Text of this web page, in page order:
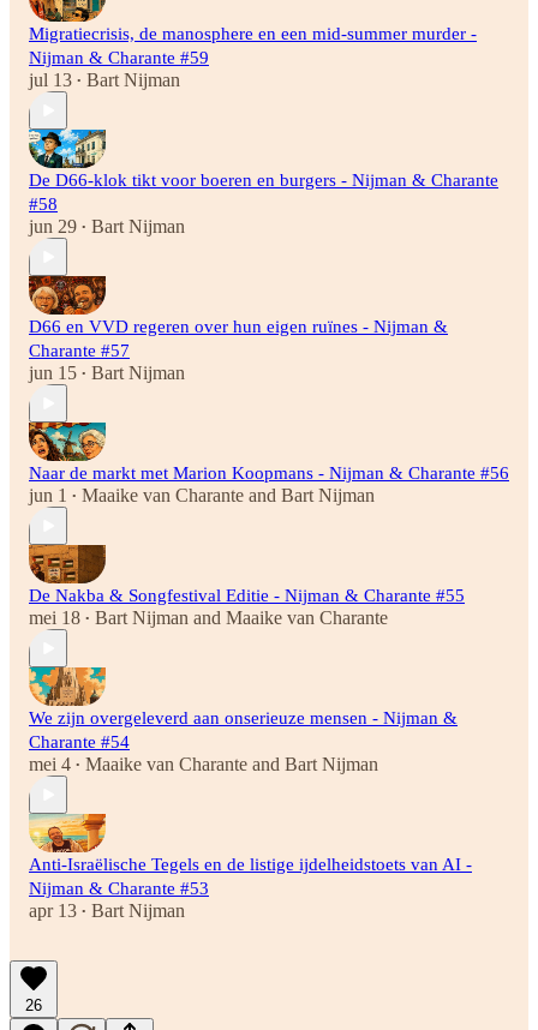
Migratiecrisis, de manosphere en een mid-summer murder -
Nijman & Charante #59
jul 13 • Bart Nijman
De D66-klok tikt voor boeren en burgers - Nijman & Charante
#58
jun 29 • Bart Nijman
D66 en VVD regeren over hun eigen ruïnes - Nijman &
Charante #57
jun 15 • Bart Nijman
Naar de markt met Marion Koopmans - Nijman & Charante #56
jun 1 • Maaike van Charante and Bart Nijman
De Nakba & Songfestival Editie - Nijman & Charante #55
mei 18 • Bart Nijman and Maaike van Charante
We zijn overgeleverd aan onserieuze mensen - Nijman &
Charante #54
mei 4 • Maaike van Charante and Bart Nijman
Anti-Israëlische Tegels en de listige ijdelheidstoets van AI -
Nijman & Charante #53
apr 13 • Bart Nijman
26